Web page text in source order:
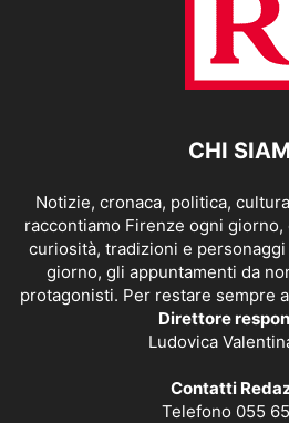
CHI
Notizie, cronaca, politica,
raccontiamo Firenze ogni
curiosità, tradizioni e
giorno, gli appuntamenti da
protagonisti. Per restare sempre
Direttore
Ludovica
Contatti
Telefono 055